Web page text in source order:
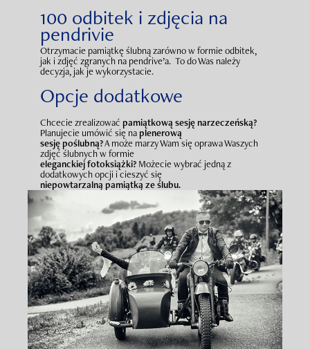
100 odbitek i zdjęcia na
pendrivie
Otrzymacie pamiątkę ślubną zarówno w formie odbitek,
jak i zdjęć zgranych na pendrive’a. To do Was należy
decyzja, jak je wykorzystacie.
Opcje dodatkowe
Chcecie zrealizować pamiątkową sesję narzeczeńską?
Planujecie umówić się na plenerową
sesję poślubną?A może marzy Wam się oprawa Waszych
zdjęć ślubnych w formie
eleganckiej fotoksiążki? Możecie wybrać jedną z
dodatkowych opcji i cieszyć się
niepowtarzalną pamiątką ze ślubu.